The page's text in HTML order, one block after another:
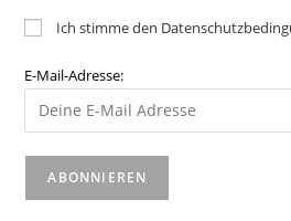
Ich stimme den
E-Mail-Adresse: